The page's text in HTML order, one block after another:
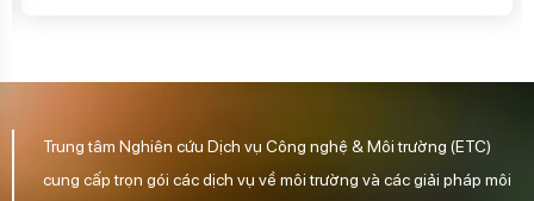
Trung tâm Nghiên cứu Dịch vụ Công nghệ & Môi trường (ETC)
cung cấp trọn gói các dịch vụ về môi trường và các giải pháp môi